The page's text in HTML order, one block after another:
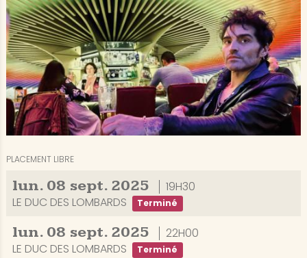
PLACEMENT LIBRE
lun. 08 sept. 2025
19H30
LE DUC DES LOMBARDS
Terminé
lun. 08 sept. 2025
22H00
LE DUC DES LOMBARDS
Terminé